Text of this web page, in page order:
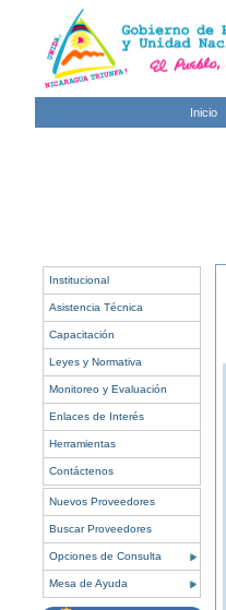
Inicio
Institucional
Asistencia Técnica
Capacitación
Leyes y Normativa
Monitoreo y Evaluación
Enlaces de Interés
Herramientas
Contáctenos
Nuevos Proveedores
Buscar Proveedores
Opciones de Consulta
Mesa de Ayuda